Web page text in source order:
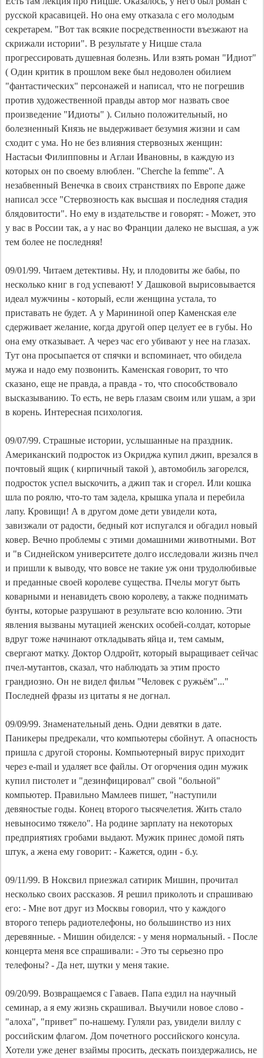
русской красавицей. Но она ему отказала с его молодым
секретарем. "Вот так всякие посредственности въезжают на
скрижали истории". В результате у Ницше стала
прогрессировать душевная болезнь. Или взять роман "Идиот"
( Один критик в прошлом веке был недоволен обилием
"фантастических" персонажей и написал, что не погрешив
против художественной правды автор мог назвать свое
произведение "Идиоты" ). Сильно положительный, но
болезненный Князь не выдерживает безумия жизни и сам
сходит с ума. Но не без влияния стервозных женщин:
Настасьи Филипповны и Аглаи Ивановны, в каждую из
которых он по своему влюблен. "Cherche la femmе". А
незабвенный Венечка в своих странствиях по Европе даже
написал эссе "Стервозность как высшая и последняя стадия
блядовитости". Но ему в издательстве и говорят: - Может, это
у вас в России так, а у нас во Франции далеко не высшая, а уж
тем более не последняя!
09/01/99. Читаем детективы. Ну, и плодовиты же бабы, по
несколько книг в год успевают! У Дашковой вырисовывается
идеал мужчины - который, если женщина устала, то
приставать не будет. А у Марининой опер Каменская еле
сдерживает желание, когда другой опер целует ее в губы. Но
она ему отказывает. А через час его убивают у нее на глазах.
Тут она просыпается от спячки и вспоминает, что обидела
мужа и надо ему позвонить. Каменская говорит, то что
сказано, еще не правда, а правда - то, что способствовало
высказыванию. То есть, не верь глазам своим или ушам, а зри
в корень. Интересная психология.
09/07/99. Страшные истории, услышанные на праздник.
Американский подросток из Окриджа купил джип, врезался в
почтовый ящик ( кирпичный такой ), автомобиль загорелся,
подросток успел выскочить, а джип так и сгорел. Или кошка
шла по роялю, что-то там задела, крышка упала и перебила
лапу. Кровищи! А в другом доме дети увидели кота,
завизжали от радости, бедный кот испугался и обгадил новый
ковер. Вечно проблемы с этими домашними животными. Вот
и "в Сиднейском университете долго исследовали жизнь пчел
и пришли к выводу, что вовсе не такие уж они трудолюбивые
и преданные своей королеве существа. Пчелы могут быть
коварными и ненавидеть свою королеву, а также поднимать
бунты, которые разрушают в результате всю колонию. Эти
явления вызваны мутацией женских особей-солдат, которые
вдруг тоже начинают откладывать яйца и, тем самым,
свергают матку. Доктор Олдройт, который выращивает сейчас
пчел-мутантов, сказал, что наблюдать за этим просто
грандиозно. Он не видел фильм "Человек с ружьём"..."
Последней фразы из цитаты я не догнал.
09/09/99. Знаменательный день. Одни девятки в дате.
Паникеры предрекали, что компьютеры сбойнут. А опасность
пришла с другой стороны. Компьютерный вирус приходит
через e-mail и удаляет все файлы. От огорчения один мужик
купил пистолет и "дезинфицировал" свой "больной"
компьютер. Правильно Мамлеев пишет, "наступили
девяностые годы. Конец второго тысячелетия. Жить стало
невыносимо тяжело". На родине зарплату на некоторых
предприятиях гробами выдают. Мужик принес домой пять
штук, а жена ему говорит: - Кажется, один - б.у.
09/11/99. В Ноксвил приезжал сатирик Мишин, прочитал
несколько своих рассказов. Я решил приколоть и спрашиваю
его: - Мне вот друг из Москвы говорил, что у каждого
второго теперь радиотелефоны, но большинство из них
деревянные. - Мишин обиделся: - у меня нормальный. - После
концерта меня все спрашивали: - Это ты серьезно про
телефоны? - Да нет, шутки у меня такие.
09/20/99. Возвращаемся с Гаваев. Папа ездил на научный
семинар, а я ему жизнь скрашивал. Выучили новое слово -
"алоха", "привет" по-нашему. Гуляли раз, увидели виллу с
российским флагом. Дом почетного российского консула.
Хотели уже денег взаймы просить, дескать поиздержались, не